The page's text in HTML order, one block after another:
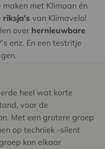
maken met Klimaan én
riksja's van Klimavelo!
over hernieuwbare
enz. En een testritje
heel wat korte
voor de
Met een grotere groep
op techniek -silent
kon elkaar